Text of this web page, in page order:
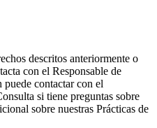
descritos anteriormente o
con el Responsable de
contactar con el
si tiene preguntas sobre
sobre nuestras Prácticas de